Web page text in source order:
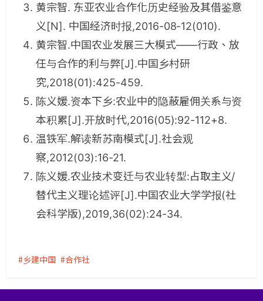
黄宗智. 东亚农业合作化历史经验及其借鉴意
义[N]. 中国经济时报,2016-08-12(010).
黄宗智.中国农业发展三大模式——行政、放
任与合作的利与弊[J].中国乡村研
究,2018(01):425-459.
陈义媛.资本下乡:农业中的隐蔽雇佣关系与资
本积累[J].开放时代,2016(05):92-112+8.
温铁军.解读新苏南模式[J].社会观
察,2012(03):16-21.
陈义媛.农业技术变迁与农业转型:占取主义/
替代主义理论述评[J].中国农业大学学报(社
会科学版),2019,36(02):24-34.
乡建中国 合作社